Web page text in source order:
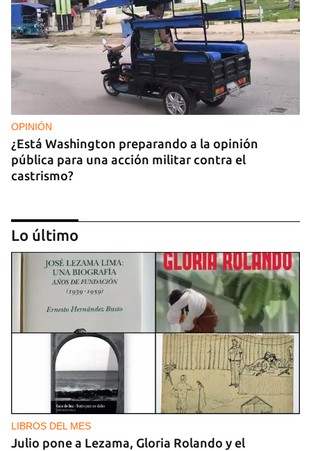
OPINIÓN
¿Está Washington preparando a la opinión
pública para una acción militar contra el
castrismo?
CAJÓN DE SASTRE
Entre espinas nacen flores
Lo último
LIBROS DEL MES
Julio pone a Lezama, Gloria Rolando y el